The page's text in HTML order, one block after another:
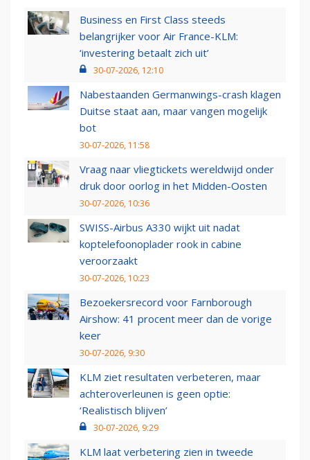
Business en First Class steeds
belangrijker voor Air France-KLM:
‘investering betaalt zich uit’
30-07-2026, 12:10
Nabestaanden Germanwings-crash klagen
Duitse staat aan, maar vangen mogelijk
bot
30-07-2026, 11:58
Vraag naar vliegtickets wereldwijd onder
druk door oorlog in het Midden-Oosten
30-07-2026, 10:36
SWISS-Airbus A330 wijkt uit nadat
koptelefoonoplader rook in cabine
veroorzaakt
30-07-2026, 10:23
Bezoekersrecord voor Farnborough
Airshow: 41 procent meer dan de vorige
keer
30-07-2026, 9:30
KLM ziet resultaten verbeteren, maar
achteroverleunen is geen optie:
‘Realistisch blijven’
30-07-2026, 9:29
KLM laat verbetering zien in tweede